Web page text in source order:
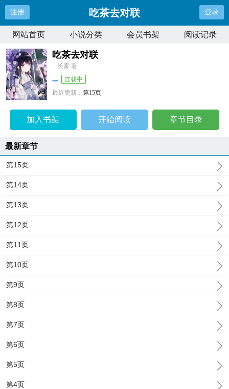
注册 吃茶去对联 登录
网站首页 小说分类 会员书架 阅读记录
吃茶去对联
长雾 著
连载中
最近更新：第15页
加入书架 开始阅读 章节目录
最新章节
第15页
第14页
第13页
第12页
第11页
第10页
第9页
第8页
第7页
第6页
第5页
第4页